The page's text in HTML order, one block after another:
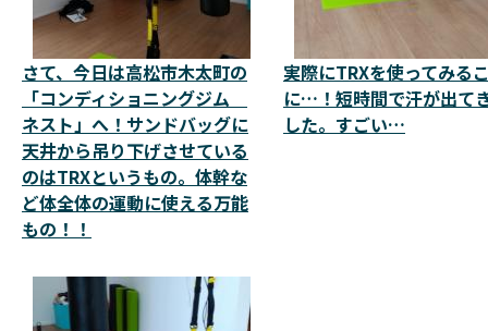
さて、今日は高松市木太町の
「コンディショニングジム
ネスト」へ！サンドバッグに
天井から吊り下げさせている
のはTRXというもの。体幹な
ど体全体の運動に使える万能
もの！！
実際にTRXを使ってみる
に…！短時間で汗が出て
した。すごい…